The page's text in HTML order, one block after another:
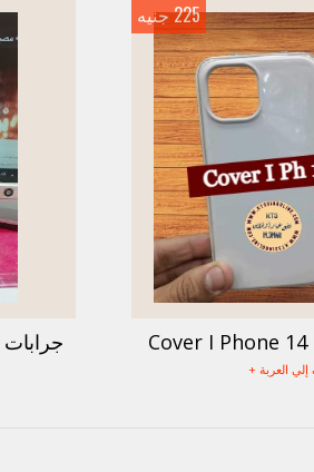
Cover I Phone
العربة +
225 جنيه
جرابات